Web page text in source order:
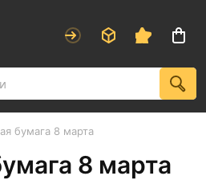
бумага 8 марта
8 марта